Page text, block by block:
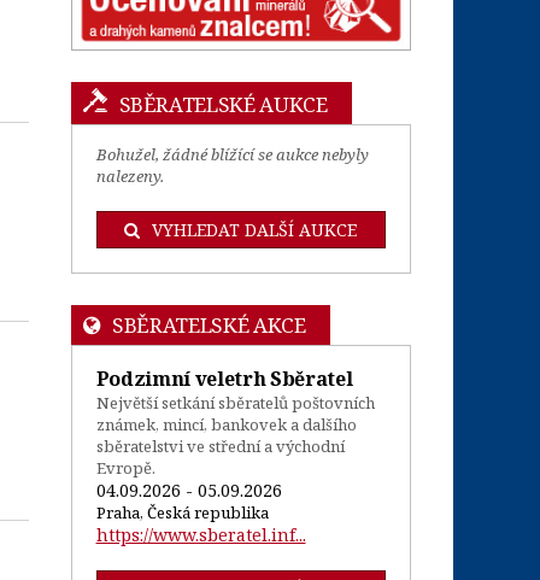
SBĚRATELSKÉ AUKCE
Bohužel, žádné blížící se aukce nebyly
nalezeny.
VYHLEDAT DALŠÍ AUKCE
SBĚRATELSKÉ AKCE
Podzimní veletrh Sběratel
Největší setkání sběratelů poštovních
známek, mincí, bankovek a dalšího
sběratelstvi ve střední a východní
Evropě.
04.09.2026 - 05.09.2026
Praha, Česká republika
https://www.sberatel.inf...